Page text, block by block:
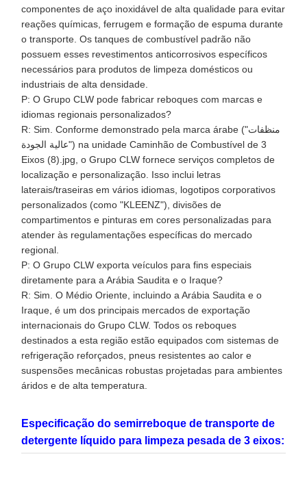
componentes de aço inoxidável de alta qualidade para evitar
reações químicas, ferrugem e formação de espuma durante
o transporte. Os tanques de combustível padrão não
possuem esses revestimentos anticorrosivos específicos
necessários para produtos de limpeza domésticos ou
industriais de alta densidade.
P: O Grupo CLW pode fabricar reboques com marcas e
idiomas regionais personalizados?
R: Sim. Conforme demonstrado pela marca árabe ("منظفات
عالية الجودة") na unidade Caminhão de Combustível de 3
Eixos (8).jpg, o Grupo CLW fornece serviços completos de
localização e personalização. Isso inclui letras
laterais/traseiras em vários idiomas, logotipos corporativos
personalizados (como "KLEENZ"), divisões de
compartimentos e pinturas em cores personalizadas para
atender às regulamentações específicas do mercado
regional.
P: O Grupo CLW exporta veículos para fins especiais
diretamente para a Arábia Saudita e o Iraque?
R: Sim. O Médio Oriente, incluindo a Arábia Saudita e o
Iraque, é um dos principais mercados de exportação
internacionais do Grupo CLW. Todos os reboques
destinados a esta região estão equipados com sistemas de
refrigeração reforçados, pneus resistentes ao calor e
suspensões mecânicas robustas projetadas para ambientes
áridos e de alta temperatura.
Especificação do semirreboque de transporte de
detergente líquido para limpeza pesada de 3 eixos: